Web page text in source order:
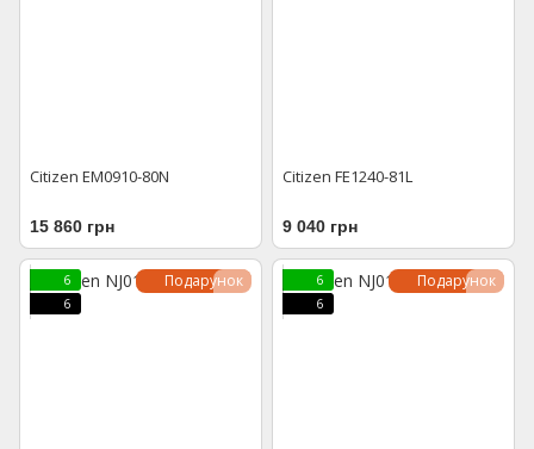
Citizen EM0910-80N
15 860 грн
Citizen FE1240-81L
9 040 грн
Подарунок
6
6
Подарунок
6
6